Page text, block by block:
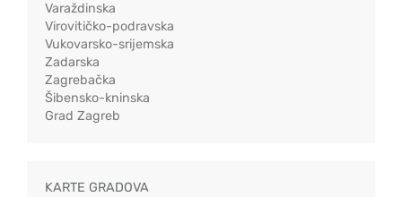
Varaždinska
Virovitičko-podravska
Vukovarsko-srijemska
Zadarska
Zagrebačka
Šibensko-kninska
Grad Zagreb
KARTE GRADOVA